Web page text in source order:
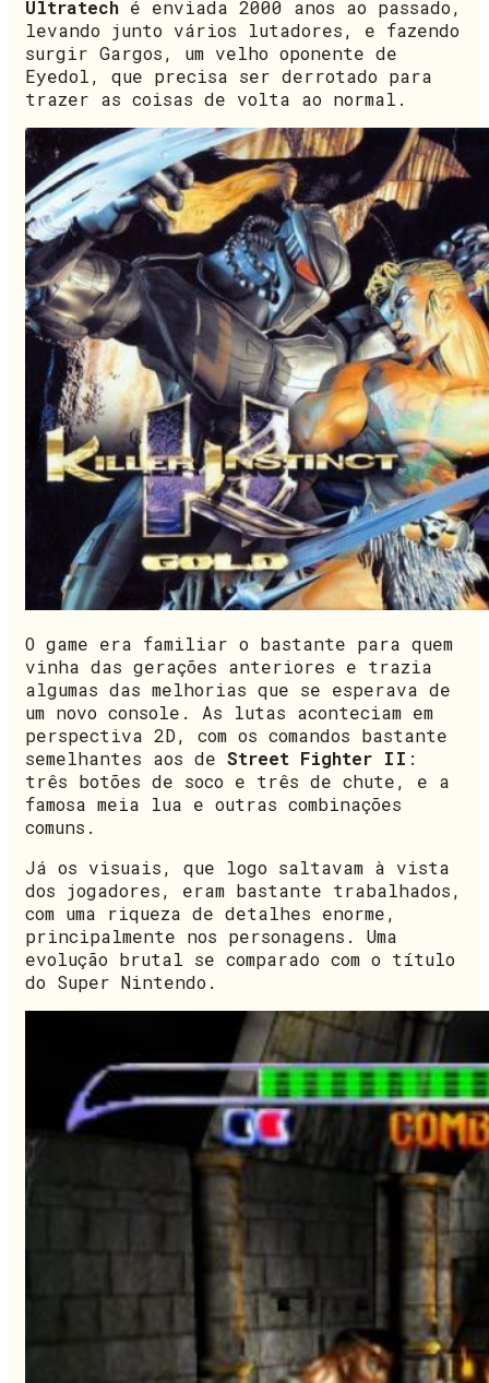
Ultratech é enviada 2000 anos ao passado,
levando junto vários lutadores, e fazendo
surgir Gargos, um velho oponente de
Eyedol, que precisa ser derrotado para
trazer as coisas de volta ao normal.
O game era familiar o bastante para quem
vinha das gerações anteriores e trazia
algumas das melhorias que se esperava de
um novo console. As lutas aconteciam em
perspectiva 2D, com os comandos bastante
semelhantes aos de Street Fighter II :
três botões de soco e três de chute, e a
famosa meia lua e outras combinações
comuns.
Já os visuais, que logo saltavam à vista
dos jogadores, eram bastante trabalhados,
com uma riqueza de detalhes enorme,
principalmente nos personagens. Uma
evolução brutal se comparado com o título
do Super Nintendo.